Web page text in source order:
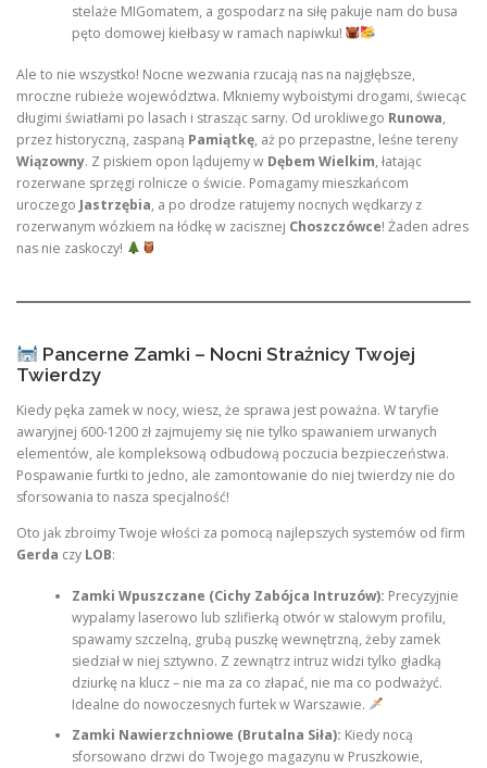
stelaże MIGomatem, a gospodarz na siłę pakuje nam do busa
pęto domowej kiełbasy w ramach napiwku!
Ale to nie wszystko! Nocne wezwania rzucają nas na najgłębsze,
mroczne rubieże województwa. Mkniemy wyboistymi drogami, świecąc
długimi światłami po lasach i strasząc sarny. Od urokliwego Runowa,
przez historyczną, zaspaną Pamiątkę, aż po przepastne, leśne tereny
Wiązowny. Z piskiem opon lądujemy w Dębem Wielkim, łatając
rozerwane sprzęgi rolnicze o świcie. Pomagamy mieszkańcom
uroczego Jastrzębia, a po drodze ratujemy nocnych wędkarzy z
rozerwanym wózkiem na łódkę w zacisznej Choszczówce! Żaden adres
nas nie zaskoczy!
Pancerne Zamki – Nocni Strażnicy Twojej
Twierdzy
Kiedy pęka zamek w nocy, wiesz, że sprawa jest poważna. W taryfie
awaryjnej 600-1200 zł zajmujemy się nie tylko spawaniem urwanych
elementów, ale kompleksową odbudową poczucia bezpieczeństwa.
Pospawanie furtki to jedno, ale zamontowanie do niej twierdzy nie do
sforsowania to nasza specjalność!
Oto jak zbroimy Twoje włości za pomocą najlepszych systemów od firm
Gerda czy LOB:
Zamki Wpuszczane (Cichy Zabójca Intruzów): Precyzyjnie
wypalamy laserowo lub szlifierką otwór w stalowym profilu,
spawamy szczelną, grubą puszkę wewnętrzną, żeby zamek
siedział w niej sztywno. Z zewnątrz intruz widzi tylko gładką
dziurkę na klucz – nie ma za co złapać, nie ma co podważyć.
Idealne do nowoczesnych furtek w Warszawie.
Zamki Nawierzchniowe (Brutalna Siła): Kiedy nocą
sforsowano drzwi do Twojego magazynu w Pruszkowie,